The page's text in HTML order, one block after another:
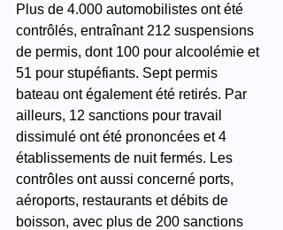
Plus de 4.000 automobilistes ont été
contrôlés, entraînant 212 suspensions
de permis, dont 100 pour alcoolémie et
51 pour stupéfiants. Sept permis
bateau ont également été retirés. Par
ailleurs, 12 sanctions pour travail
dissimulé ont été prononcées et 4
établissements de nuit fermés. Les
contrôles ont aussi concerné ports,
aéroports, restaurants et débits de
boisson, avec plus de 200 sanctions